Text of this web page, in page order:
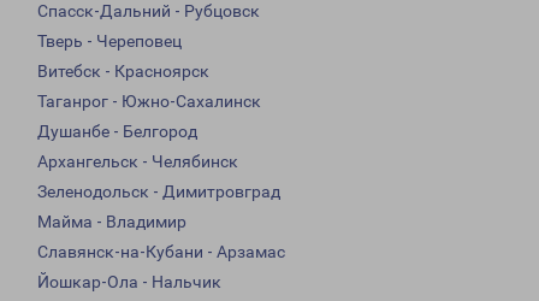
Спасск-Дальний - Рубцовск
Тверь - Череповец
Витебск - Красноярск
Таганрог - Южно-Сахалинск
Душанбе - Белгород
Архангельск - Челябинск
Зеленодольск - Димитровград
Майма - Владимир
Славянск-на-Кубани - Арзамас
Йошкар-Ола - Нальчик